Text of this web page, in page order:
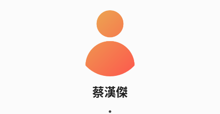
蔡漢傑